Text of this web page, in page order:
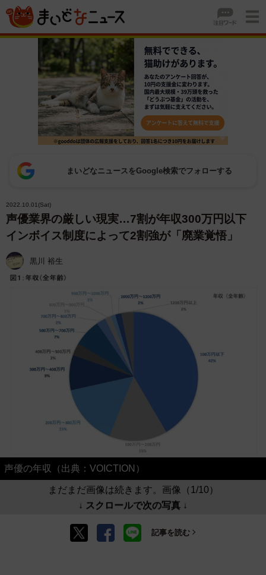
まいどなニュースをGoogle検索でフォローする
2022.10.01(Sat)
声優業界の厳しい現実…7割が年収300万円以下
インボイス制度によって2割強が「廃業覚悟」
黒川 裕生
声優の年収（出典：VOICTION）
まだまだ画像は続きます。画像（1/10）
↓ スクロールで次の写真 ↓
記事を読む